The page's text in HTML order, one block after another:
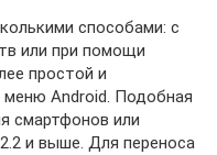
способами: с
или при помощи
простой и
Android. Подобная
смартфонов или
и выше. Для переноса